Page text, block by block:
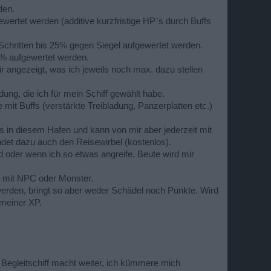
werden (additive kurzfristige HP`s durch Buffs
bis 25% gegen Siegel aufgewertet werden.
aufgewertet werden.
angezeigt, was ich jeweils noch max. dazu stellen
die ich für mein Schiff gewählt habe.
Buffs (verstärkte Treibladung, Panzerplatten etc.)
in diesem Hafen und kann von mir aber jederzeit mit
dazu auch den Reisewirbel (kostenlos).
wenn ich so etwas angreife. Beute wird mir
NPC oder Monster.
bringt so aber weder Schädel noch Punkte. Wird
XP.
macht weiter, ich kümmere mich